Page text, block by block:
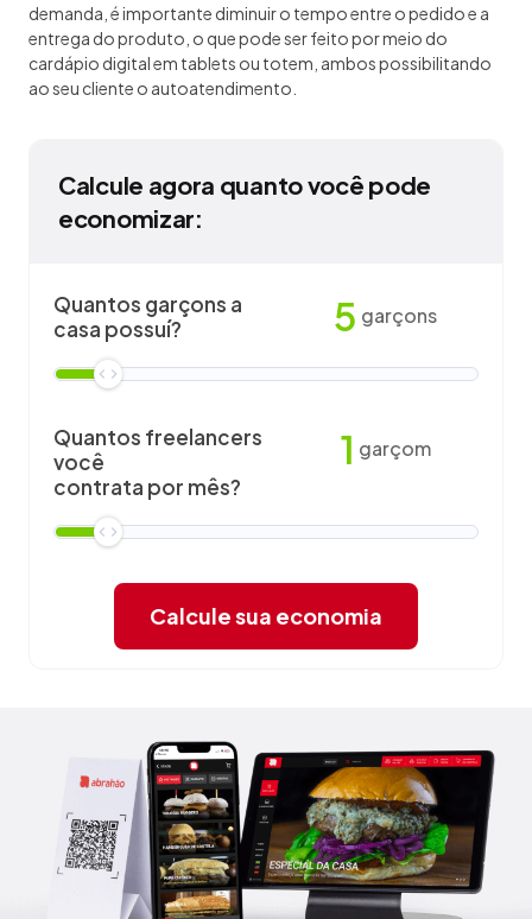
demanda, é importante diminuir o tempo entre o pedido e a
entrega do produto, o que pode ser feito por meio do
cardápio digital em tablets ou totem, ambos possibilitando
ao seu cliente o autoatendimento.
Calcule agora quanto você pode
economizar:
Quantos garçons a
casa possuí?
5 garçons
Quantos freelancers
você
contrata por mês?
1 garçom
Calcule sua economia